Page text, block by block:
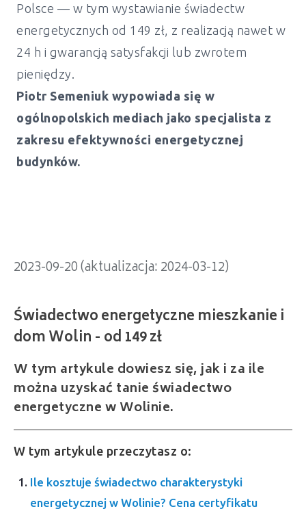
Polsce — w tym wystawianie świadectw
energetycznych od 149 zł, z realizacją nawet w
24 h i gwarancją satysfakcji lub zwrotem
pieniędzy.
Piotr Semeniuk wypowiada się w
ogólnopolskich mediach jako specjalista z
zakresu efektywności energetycznej
budynków.
2023-09-20 (aktualizacja: 2024-03-12)
Świadectwo energetyczne mieszkanie i
W tym artykule dowiesz się, jak i za ile
można uzyskać tanie świadectwo
energetyczne w Wolinie.
W tym artykule przeczytasz o:
Ile kosztuje świadectwo charakterystyki
energetycznej w Wolinie? Cena certyfikatu